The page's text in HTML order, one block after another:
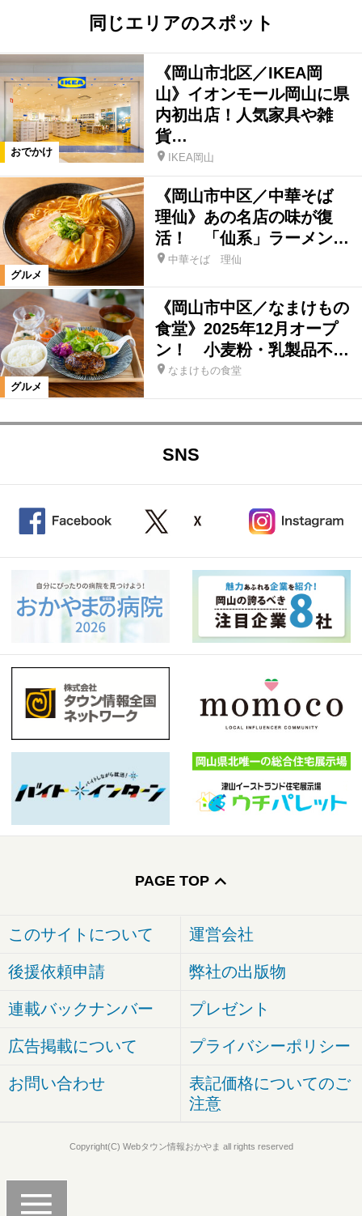
同じエリアのスポット
おでかけ
《岡山市北区／IKEA岡
山》イオンモール岡山に県
内初出店！人気家具や雑
貨…
IKEA岡山
グルメ
《岡山市中区／中華そば
理仙》あの名店の味が復
活！ 「仙系」ラーメン…
中華そば 理仙
グルメ
《岡山市中区／なまけもの
食堂》2025年12月オープ
ン！ 小麦粉・乳製品不…
なまけもの食堂
SNS
PAGE TOP
このサイトについて 運営会社
後援依頼申請 弊社の出版物
連載バックナンバー プレゼント
広告掲載について プライバシーポリシー
お問い合わせ
表記価格についてのご
注意
Copyright(C) Webタウン情報おかやま all rights reserved